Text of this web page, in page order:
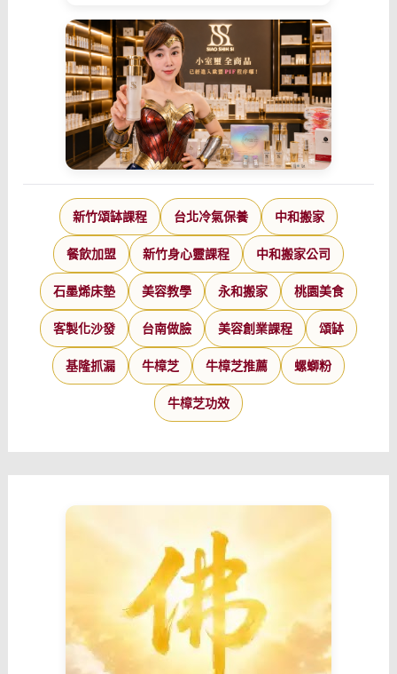
新竹頌缽課程 台北冷氣保養 中和搬家
餐飲加盟 新竹身心靈課程 中和搬家公司
石墨烯床墊 美容教學 永和搬家 桃園美食
客製化沙發 台南做臉 美容創業課程 頌缽
基隆抓漏 牛樟芝 牛樟芝推薦 螺螄粉
牛樟芝功效